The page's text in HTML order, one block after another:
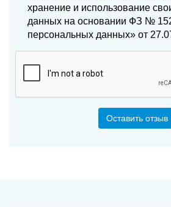
хранение и использование
данных на основании ФЗ №
персональных данных» от
Оставить отзыв